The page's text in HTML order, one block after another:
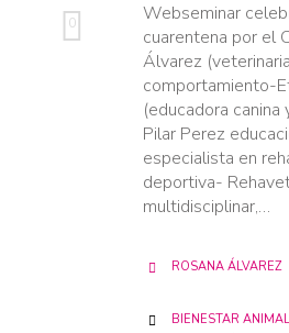
0
Webseminar
cuarentena por el
Álvarez
comportamiento-
(educadora
Pilar Perez
especialista en
deportiva-
multidisciplinar,…
 ROSANA ÁLVAREZ
 CATEGORY
BIENESTAR ANIMAL